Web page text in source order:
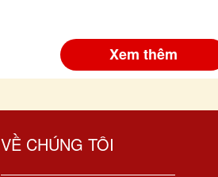
Xem thêm
VỀ CHÚNG TÔI